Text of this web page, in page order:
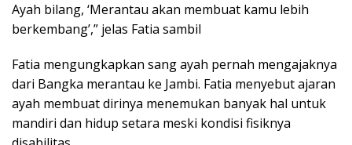
Ayah bilang, ‘Merantau akan membuat kamu lebih
berkembang’,” jelas Fatia sambil
Fatia mengungkapkan sang ayah pernah mengajaknya
dari Bangka merantau ke Jambi. Fatia menyebut ajaran
ayah membuat dirinya menemukan banyak hal untuk
mandiri dan hidup setara meski kondisi fisiknya